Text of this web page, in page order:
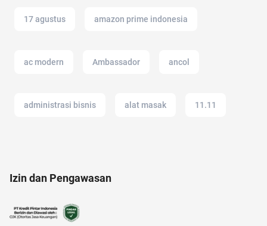
17 agustus amazon prime indonesia
ac modern Ambassador ancol
administrasi bisnis alat masak 11.11
Izin dan Pengawasan